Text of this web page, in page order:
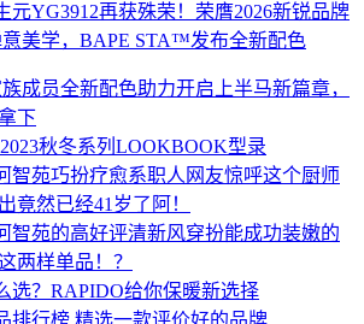
元YG3912再获殊荣！荣膺2026新锐品牌
美学，BAPE STA™发布全新配色
成员全新配色助力开启上半马新篇章，
下
秋冬系列LOOKBOOK型录
智苑巧扮疗愈系职人网友惊呼这个厨师
竟然已经41岁了阿！
智苑的高好评清新风穿扮能成功装嫩的
两样单品！？
选？RAPIDO给你保暖新选择